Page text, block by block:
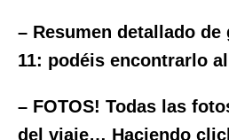
– Resumen detallado de
11: podéis encontrarlo
– FOTOS! Todas las
del viaje… Haciendo